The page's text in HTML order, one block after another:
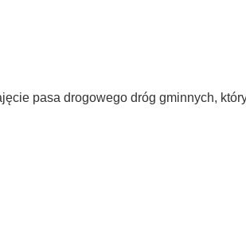
pasa drogowego dróg gminnych,